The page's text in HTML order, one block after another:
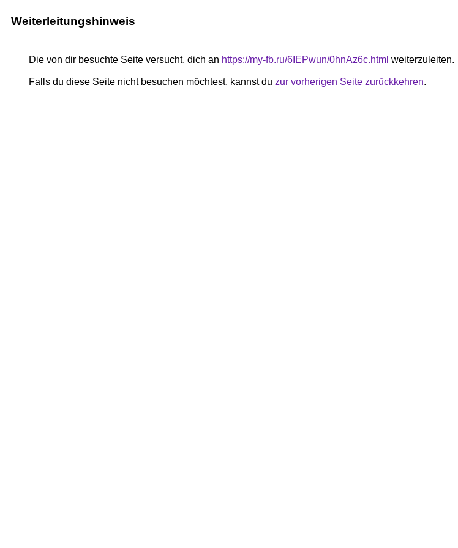
Weiterleitungshinweis
Die von dir besuchte Seite versucht, dich an https://my-fb.ru/6IEPwun/0hnAz6c.html weiterzuleiten.
Falls du diese Seite nicht besuchen möchtest, kannst du zur vorherigen Seite zurückkehren.